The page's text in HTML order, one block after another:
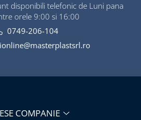
disponibili telefonic de Luni pana
orele 9:00 si 16:00
0749-206-104
COMPANIE